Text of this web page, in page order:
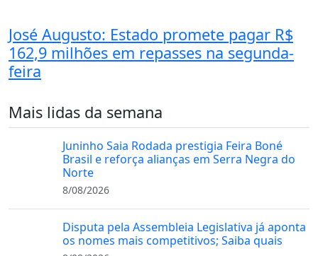
José Augusto: Estado promete pagar R$
162,9 milhões em repasses na segunda-
feira
Mais lidas da semana
Juninho Saia Rodada prestigia Feira Boné
Brasil e reforça alianças em Serra Negra do
Norte
8/08/2026
Disputa pela Assembleia Legislativa já aponta
os nomes mais competitivos; Saiba quais